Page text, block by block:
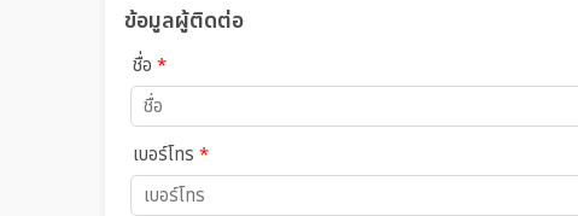
ข้อมูลผู้ติดต่อ
ชื่อ *
เบอร์โทร *